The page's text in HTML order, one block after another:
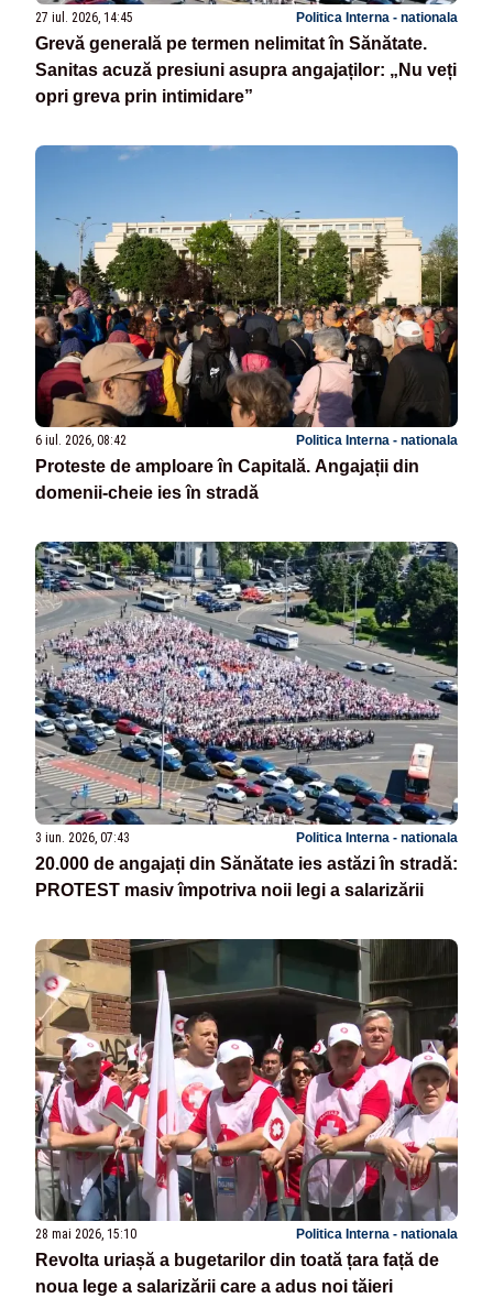
27 iul. 2026, 14:45 Politica Interna - nationala
Grevă generală pe termen nelimitat în Sănătate.
Sanitas acuză presiuni asupra angajaților: „Nu veți
opri greva prin intimidare”
6 iul. 2026, 08:42 Politica Interna - nationala
Proteste de amploare în Capitală. Angajații din
domenii-cheie ies în stradă
3 iun. 2026, 07:43 Politica Interna - nationala
20.000 de angajați din Sănătate ies astăzi în stradă:
PROTEST masiv împotriva noii legi a salarizării
28 mai 2026, 15:10 Politica Interna - nationala
Revolta uriașă a bugetarilor din toată țara față de
noua lege a salarizării care a adus noi tăieri